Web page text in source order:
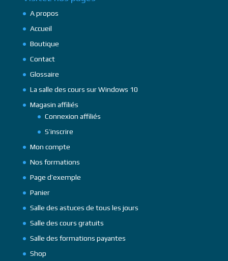
A propos
Accueil
Boutique
Contact
Glossaire
La salle des cours sur Windows 10
Magasin affiliés
Connexion affiliés
S’inscrire
Mon compte
Nos formations
Page d’exemple
Panier
Salle des astuces de tous les jours
Salle des cours gratuits
Salle des formations payantes
Shop